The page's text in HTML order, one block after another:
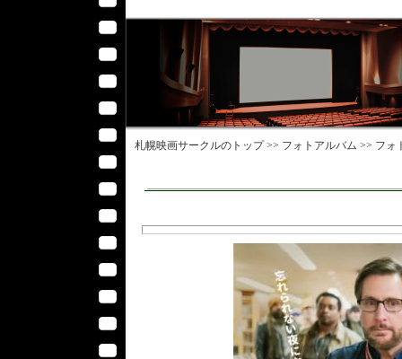
札幌映画サークルのトップ >> フォトアルバム >> フォ